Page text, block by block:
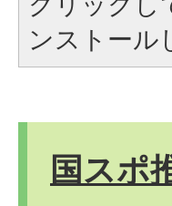
ンストール
国スポ